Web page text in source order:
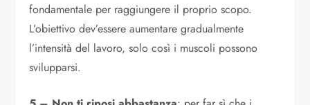
fondamentale per raggiungere il proprio scopo.
L’obiettivo dev’essere aumentare gradualmente
l’intensità del lavoro, solo così i muscoli possono
svilupparsi.